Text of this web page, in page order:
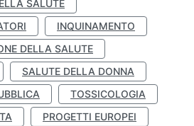
SALUTE
INQUINAMENTO
DELLA SALUTE
SALUTE DELLA DONNA
TOSSICOLOGIA
PROGETTI EUROPEI